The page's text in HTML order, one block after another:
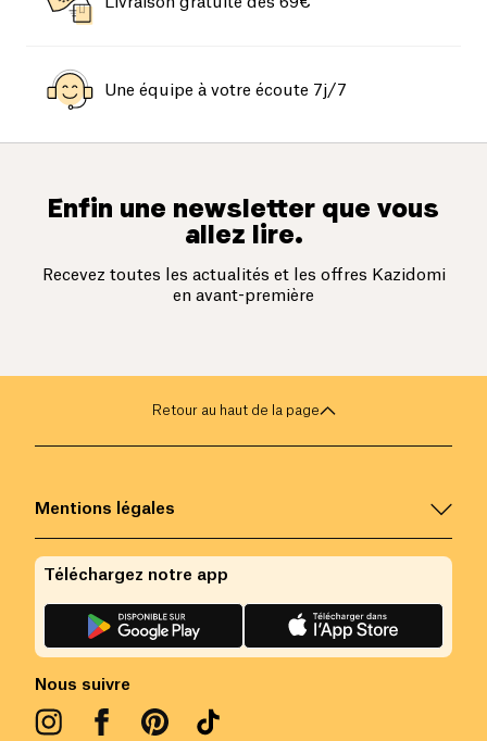
Une équipe à votre écoute 7j/7
Enfin une newsletter que vous
allez lire.
Recevez toutes les actualités et les offres Kazidomi
en avant-première
Retour au haut de la page
Mentions légales
Nous suivre
Téléchargez notre app